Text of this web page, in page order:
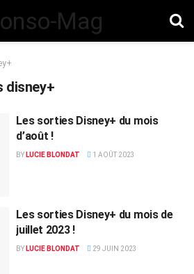
disney+
Les sorties Disney+ du mois
d’août !
BY LUCIE BLONDAT 1 AOÛT 2023
Les sorties Disney+ du mois de
juillet 2023 !
BY LUCIE BLONDAT 29 JUIN 2023